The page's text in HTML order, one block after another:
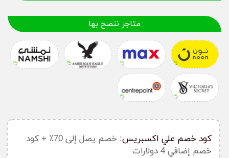
متاجر ننصح بها
كود خصم علي اكسبريس
: خصم يصل إلى 70٪ + كود
خصم إضافي 4 دولارات